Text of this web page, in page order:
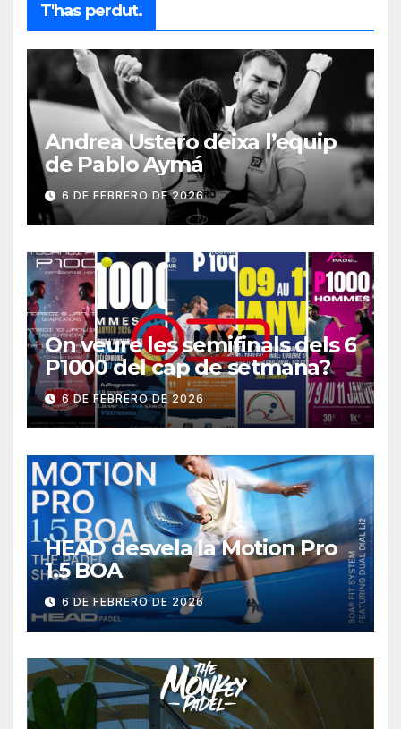
T'has perdut.
Andrea Ustero deixa l’equip
de Pablo Aymá
6 DE FEBRERO DE 2026
On veure les semifinals dels 6
P1000 del cap de setmana?
6 DE FEBRERO DE 2026
HEAD desvela la Motion Pro
1.5 BOA
6 DE FEBRERO DE 2026